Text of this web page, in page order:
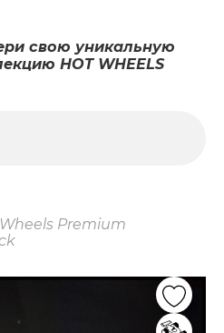
свою уникальную
HOT WHEELS
Premium